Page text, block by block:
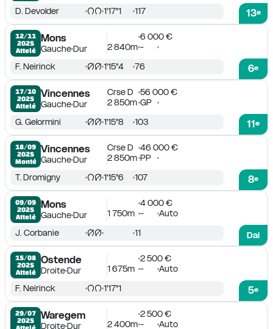
13e
D. Devolder 1'17''1 117
12/11
2025
Attelé
Mons
GaucheDur
6 000 €
2 840m -
6e
F. Neirinck 1'15''4 76
17/10
2025
Attelé
Vincennes
GaucheDur
Crse D
56 000 €
2 850m GP
11e
G. Gelormini 1'15''8 103
18/09
2025
Monté
Vincennes
GaucheDur
Crse D
46 000 €
2 850m PP
8e
T. Dromigny 1'15''6 107
09/09
2025
Attelé
Mons
GaucheDur
4 000 €
1 750m -
Auto
Dai
J. Corbanie 11
15/08
2025
Attelé
Ostende
DroiteDur
2 500 €
1 675m - Auto
5e
F. Neirinck 1'17''1
29/07
2025
Waregem
DroiteDur
2 500 €
2 400m - Auto